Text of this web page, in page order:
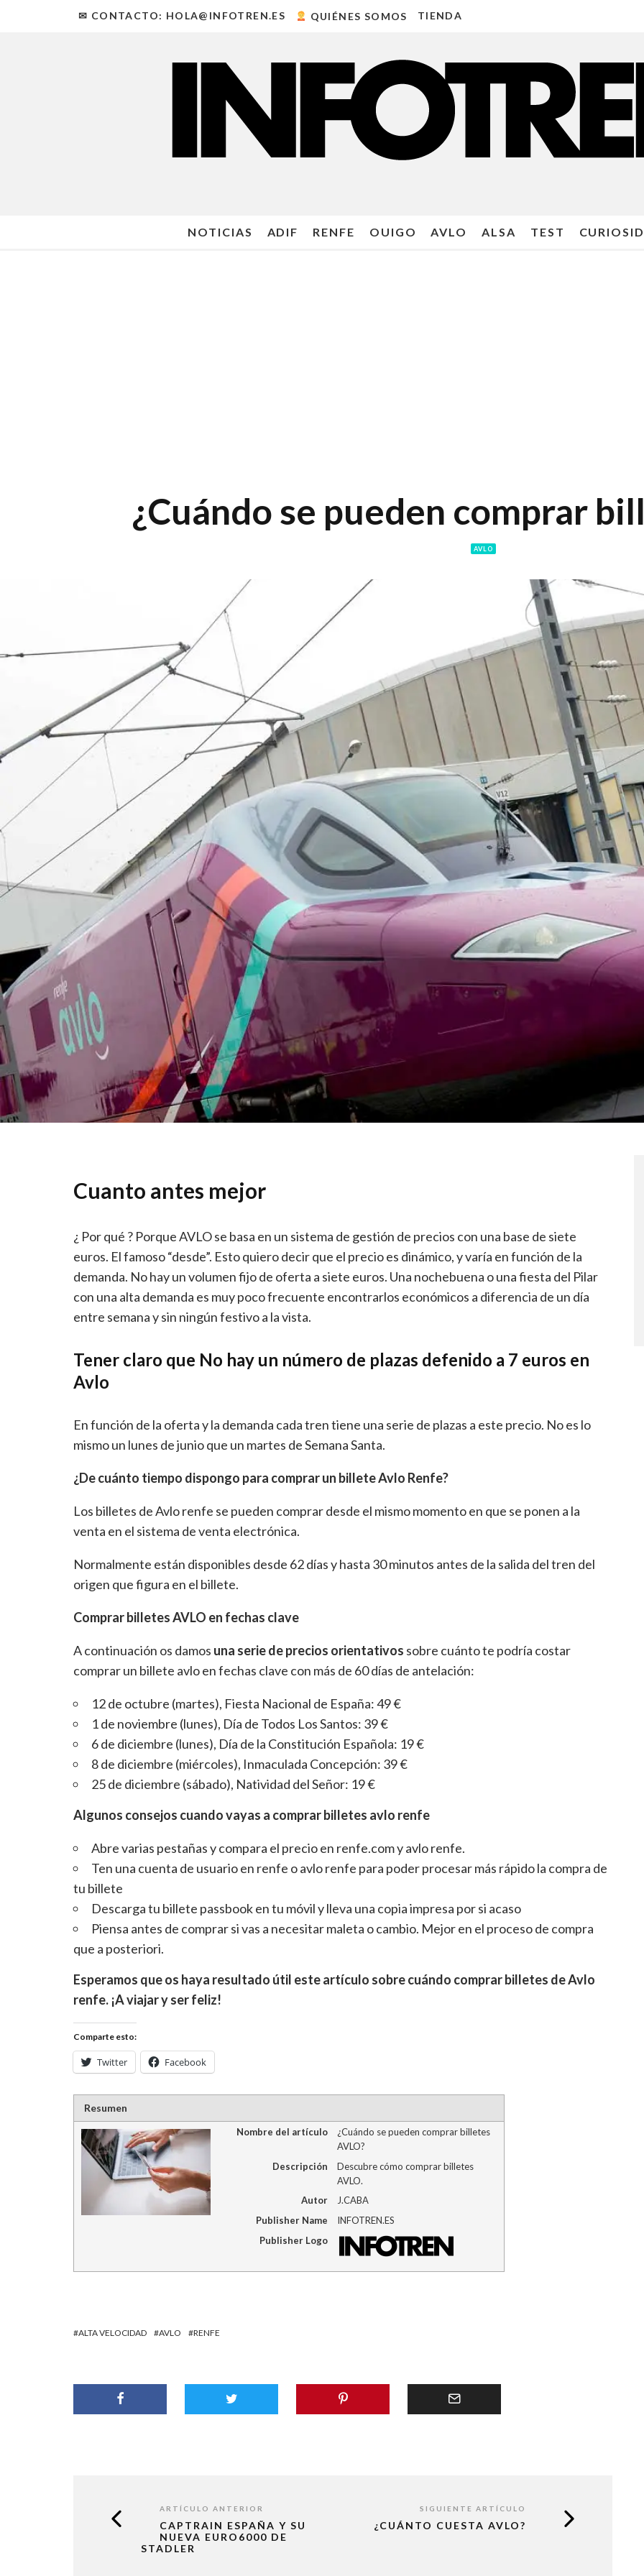
✉ CONTACTO: HOLA@INFOTREN.ES QUIÉNES SOMOS TIENDA
NOTICIAS ADIF RENFE OUIGO AVLO ALSA TEST
¿Cuándo se pueden comprar
AVLO
Cuanto antes mejor
¿ Por qué ? Porque AVLO se basa en un sistema de gestión de precios con una base de siete
euros. El famoso “desde”. Esto quiero decir que el precio es dinámico, y varía en función de la
demanda. No hay un volumen fijo de oferta a siete euros. Una nochebuena o una fiesta del Pilar
con una alta demanda es muy poco frecuente encontrarlos económicos a diferencia de un día
entre semana y sin ningún festivo a la vista.
Tener claro que No hay un número de plazas defenido a 7 euros en
Avlo
En función de la oferta y la demanda cada tren tiene una serie de plazas a este precio. No es lo
mismo un lunes de junio que un martes de Semana Santa.
¿De cuánto tiempo dispongo para comprar un billete Avlo Renfe?
Los billetes de Avlo renfe se pueden comprar desde el mismo momento en que se ponen a la
venta en el sistema de venta electrónica.
Normalmente están disponibles desde 62 días y hasta 30 minutos antes de la salida del tren del
origen que figura en el billete.
Comprar billetesAVLO en fechas clave
A continuación os damos una serie de precios orientativos sobre cuánto te podría costar
comprar un billete avlo en fechas clave con más de 60 días de antelación:
12 de octubre (martes), Fiesta Nacional de España: 49 €
1 de noviembre (lunes), Día de Todos Los Santos: 39 €
6 de diciembre (lunes), Día de la Constitución Española: 19 €
8 de diciembre (miércoles), Inmaculada Concepción: 39 €
25 de diciembre (sábado), Natividad del Señor: 19 €
Algunos consejos cuando vayas a comprar billetes avlo renfe
Abre varias pestañas y compara el precio en renfe.com y avlo renfe.
Ten una cuenta de usuario en renfe o avlo renfe para poder procesar más rápido la compra de
tu billete
Descarga tu billete passbook en tu móvil y lleva una copia impresa por si acaso
Piensa antes de comprar si vas a necesitar maleta o cambio. Mejor en el proceso de compra
que a posteriori.
Esperamos que os haya resultado útil este artículo sobre cuándo comprar billetes de Avlo
renfe. ¡A viajar y ser feliz!
Comparte esto:
Twitter Facebook
Resumen
Nombre del artículo
¿Cuándo se pueden comprar billetes
AVLO?
Descripción
Descubre cómo comprar billetes
AVLO.
Autor
J.CABA
Publisher Name
INFOTREN.ES
Publisher Logo
ALTA VELOCIDAD AVLO RENFE
ARTÍCULO ANTERIOR
CAPTRAIN ESPAÑA Y SU
NUEVA EURO6000 DE
STADLER
SIGUIENTE ARTÍCULO
¿CUÁNTO CUESTA AVLO?